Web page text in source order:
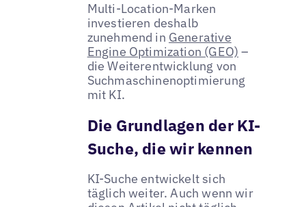
Multi-Location-Marken
investieren deshalb
zunehmend in Generative
Engine Optimization (GEO) –
die Weiterentwicklung von
Suchmaschinenoptimierung
mit KI.
Die Grundlagen der KI-
Suche, die wir kennen
KI-Suche entwickelt sich
täglich weiter. Auch wenn wir